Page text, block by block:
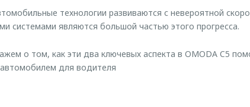
технологии развиваются с невероятной
системами являются большой частью этого прогресса.
о том, как эти два ключевых аспекта в OMODA C5
для водителя